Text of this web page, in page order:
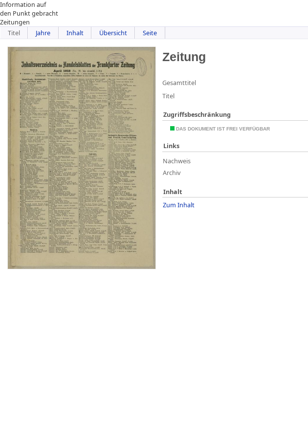
Information auf
den Punkt gebracht
Zeitungen
Titel
Jahre Inhalt Übersicht Seite
Zeitung
Gesamttitel
Titel
Zugriffsbeschränkung
DAS DOKUMENT IST FREI VERFÜGBAR
Links
Nachweis
Archiv
Inhalt
Zum Inhalt